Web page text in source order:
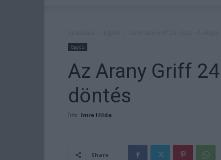
Egyéb
Az Arany Griff
döntés
Írta: Imre Hilda -
Share